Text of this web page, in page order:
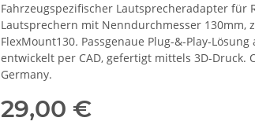
Fahrzeugspezifischer Lautsprecheradapter für
Lautsprechern mit Nenndurchmesser 130mm,
FlexMount130. Passgenaue Plug-&-Play-
entwickelt per CAD, gefertigt mittels 3D-Druck.
Germany.
29,00 €